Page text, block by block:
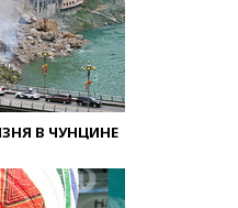
В ЧУНЦИНЕ